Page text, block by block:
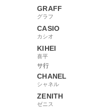
GRAFF
グラフ
CASIO
カシオ
KIHEI
喜平
サ行
CHANEL
シャネル
ZENITH
ゼニス